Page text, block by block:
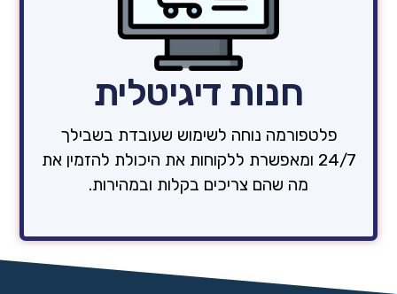
חנות דיגיטלית
פלטפורמה נוחה לשימוש שעובדת בשבילך
24/7 ומאפשרת
ללקוחות את היכולת להזמין את
מה שהם צריכים בקלות ובמהירות.